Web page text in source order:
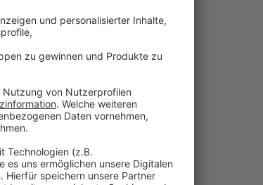
geschnitten.